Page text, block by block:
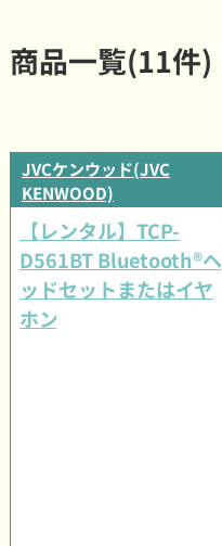
商品一覧(11件)
JVCケンウッド(JVC
KENWOOD)
【レンタル】TCP-
D561BT Bluetooth®ヘ
ッドセットまたはイヤ
ホンマイクセット